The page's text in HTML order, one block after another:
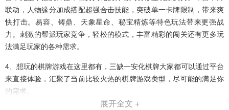
联动，人物缘分加成搭配超强合击技能，突破单一卡牌限制，带来爽
快打击。易容、铸鼎、天象星命、秘宝精炼等特色玩法带来更强战
力。刺激的帮派玩家竞争，轻松的模式，丰富精彩的闯关还有更多玩
法满足玩家的各种需求。
4、想玩的棋牌游戏在这里都有，三缺一安化棋牌大家都可以通过平台
来直接体验，汇聚了当前比较火热的棋牌游戏类型，尽可能的满足你
的需求。
展开全文 +